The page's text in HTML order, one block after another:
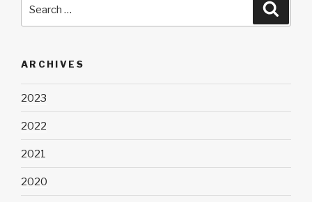
ARCHIVES
2023
2022
2021
2020